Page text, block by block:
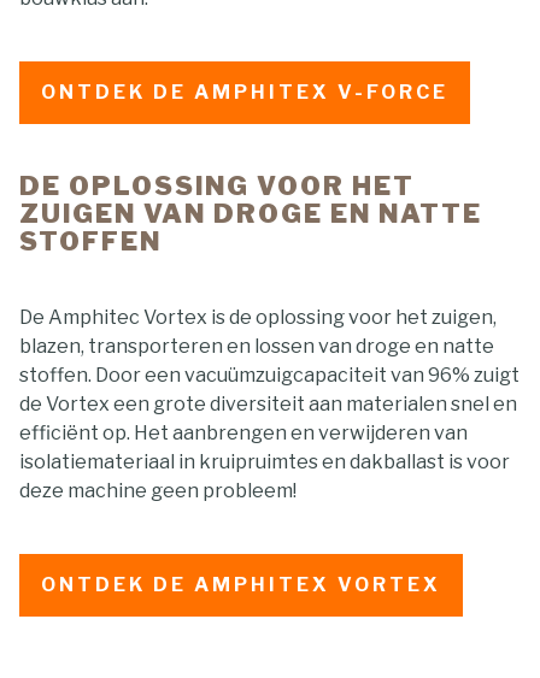
ONTDEK DE AMPHITEX V-FORCE
DE OPLOSSING VOOR HET
ZUIGEN VAN DROGE EN NATTE
STOFFEN
De Amphitec Vortex is de oplossing voor het zuigen,
blazen, transporteren en lossen van droge en natte
stoffen. Door een vacuümzuigcapaciteit van 96% zuigt
de Vortex een grote diversiteit aan materialen snel en
efficiënt op. Het aanbrengen en verwijderen van
isolatiemateriaal in kruipruimtes en dakballast is voor
deze machine geen probleem!
ONTDEK DE AMPHITEX VORTEX